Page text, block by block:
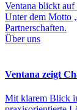
Ventana blickt auf
Unter dem Motto
Partnerschaften.
Über uns
Ventana zeigt
Mit klarem Blick